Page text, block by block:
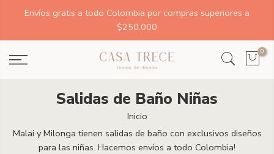
Envíos gratis a todo Colombia por compras superiores a
$250.000
0
Salidas de Baño Niñas
Inicio
Malai y Milonga tienen salidas de baño con exclusivos diseños
para las niñas. Hacemos envíos a todo Colombia!